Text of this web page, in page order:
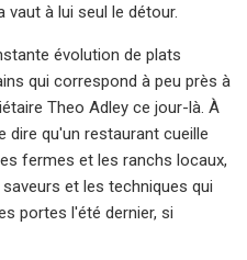
vaut à lui seul le détour.
évolution de plats
qui correspond à peu près à
Theo Adley ce jour-là. À
dire qu'un restaurant cueille
fermes et les ranchs locaux,
et les techniques qui
portes l'été dernier, si